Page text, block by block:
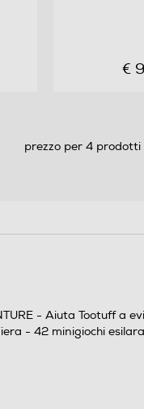
€
prezzo per 4 prodotti
- Aiuta Tootuff
- 42 minigiochi